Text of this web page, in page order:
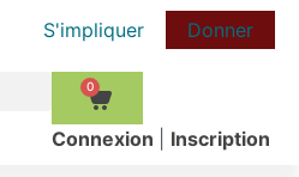
S'impliquer Donner
0
Сonnexion Inscription